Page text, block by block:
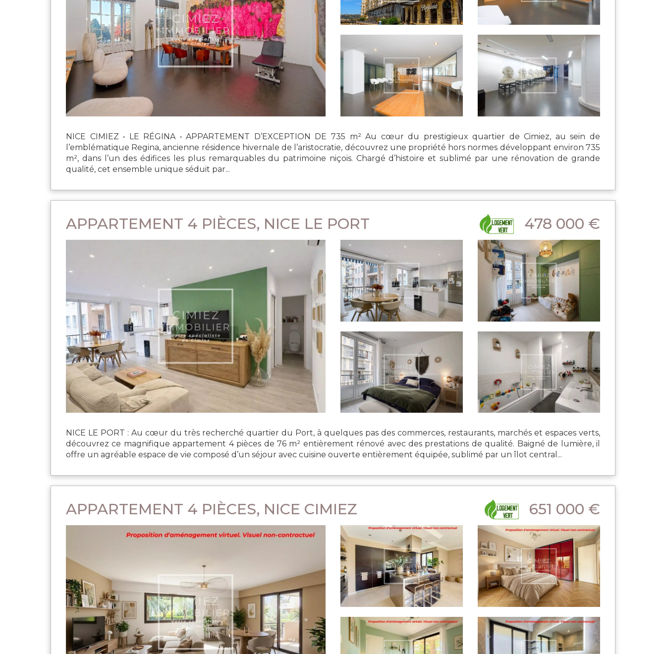
NICE CIMIEZ • LE RÉGINA • APPARTEMENT D’EXCEPTION DE 735 m² Au cœur du prestigieux quartier de Cimiez, au sein de
l’emblématique Regina, ancienne résidence hivernale de l’aristocratie, découvrez une propriété hors normes développant environ 735
m², dans l’un des édifices les plus remarquables du patrimoine niçois. Chargé d’histoire et sublimé par une rénovation de grande
qualité, cet ensemble unique séduit par...
APPARTEMENT 4 PIÈCES, NICE LE PORT 478 000 €
NICE LE PORT : Au cœur du très recherché quartier du Port, à quelques pas des commerces, restaurants, marchés et espaces verts,
découvrez ce magnifique appartement 4 pièces de 76 m² entièrement rénové avec des prestations de qualité. Baigné de lumière, il
offre un agréable espace de vie composé d’un séjour avec cuisine ouverte entièrement équipée, sublimé par un îlot central...
APPARTEMENT 4 PIÈCES, NICE CIMIEZ 651 000 €